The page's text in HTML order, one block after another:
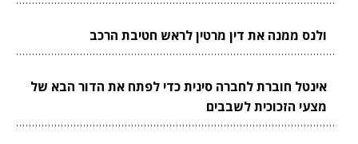
ולנס ממנה את דין מרטין לראש חטיבת הרכב
אינטל חוברת לחברה סינית כדי לפתח את הדור הבא של
מצעי הזכוכית לשבבים